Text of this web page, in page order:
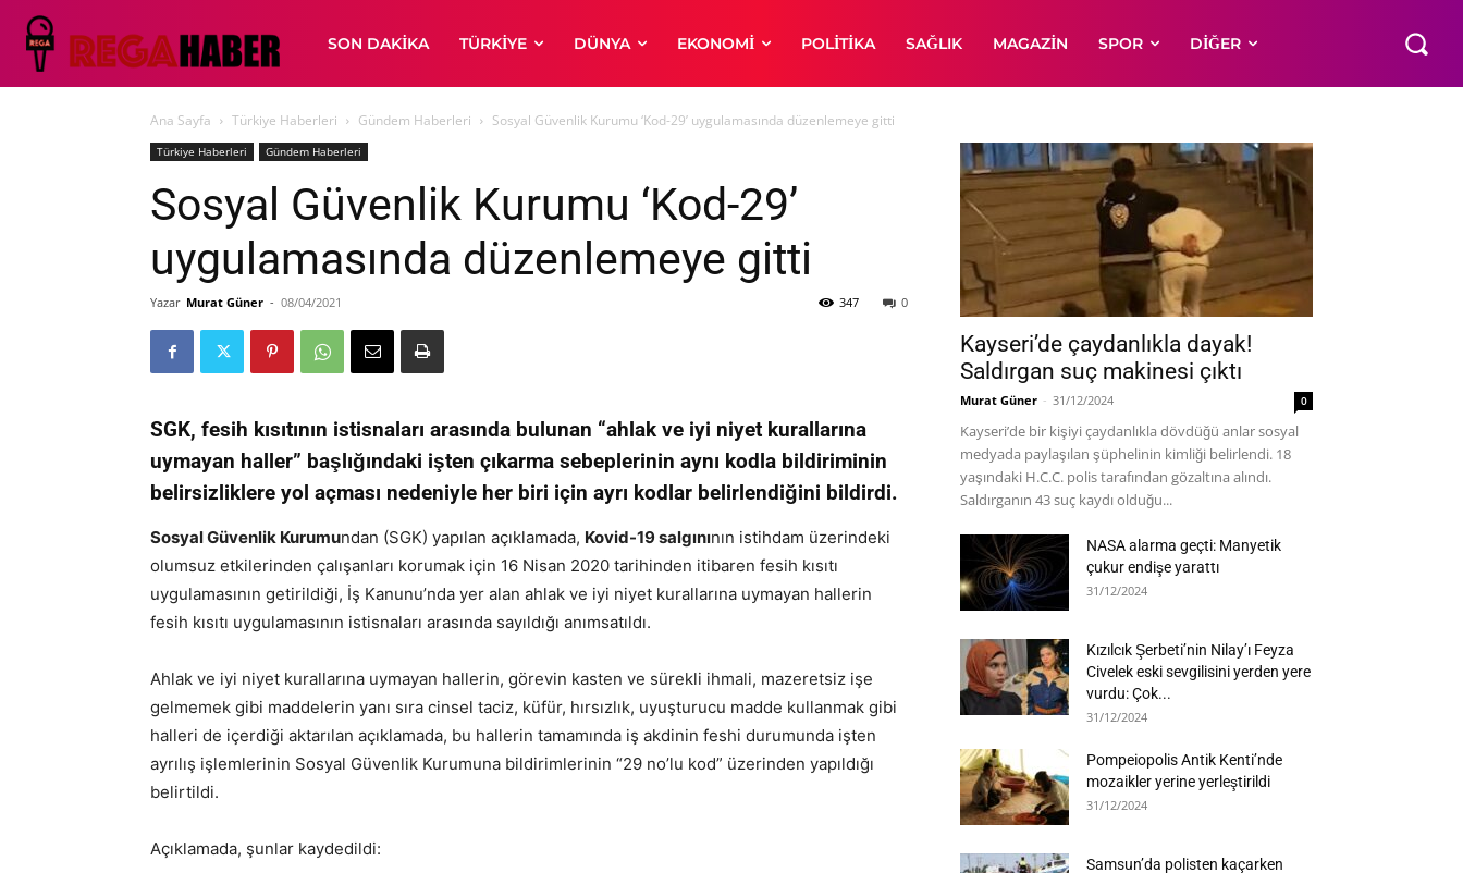
SON DAKIKA TÜRKIYE DÜNYA EKONOMI POLITIKA SAĞLIK MAGAZIN SPOR DIĞER
Ana Sayfa Türkiye Haberleri Gündem Haberleri Sosyal Güvenlik Kurumu ‘Kod-29’ uygulamasında düzenlemeye gitti
Türkiye Haberleri Gündem Haberleri
Sosyal Güvenlik Kurumu ‘Kod-29’
uygulamasında düzenlemeye gitti
Yazar Murat Güner - 08/04/2021 0
347
SGK, fesih kısıtının istisnaları arasında bulunan “ahlak ve iyi niyet kurallarına
uymayan haller” başlığındaki işten çıkarma sebeplerinin aynı kodla bildiriminin
belirsizliklere yol açması nedeniyle her biri için ayrı kodlar belirlendiğini bildirdi.
Sosyal Güvenlik Kurumundan (SGK) yapılan açıklamada, Kovid-19 salgınının istihdam üzerindeki
olumsuz etkilerinden çalışanları korumak için 16 Nisan 2020 tarihinden itibaren fesih kısıtı
uygulamasının getirildiği, İş Kanunu’nda yer alan ahlak ve iyi niyet kurallarına uymayan hallerin
fesih kısıtı uygulamasının istisnaları arasında sayıldığı anımsatıldı.
Ahlak ve iyi niyet kurallarına uymayan hallerin, görevin kasten ve sürekli ihmali, mazeretsiz işe
gelmemek gibi maddelerin yanı sıra cinsel taciz, küfür, hırsızlık, uyuşturucu madde kullanmak gibi
halleri de içerdiği aktarılan açıklamada, bu hallerin tamamında iş akdinin feshi durumunda işten
ayrılış işlemlerinin Sosyal Güvenlik Kurumuna bildirimlerinin “29 no’lu kod” üzerinden yapıldığı
belirtildi.
Açıklamada, şunlar kaydedildi:
Kayseri’de çaydanlıkla dayak!
Saldırgan suç makinesi çıktı
Murat Güner - 31/12/2024 0
Kayseri’de bir kişiyi çaydanlıkla dövdüğü anlar sosyal
medyada paylaşılan şüphelinin kimliği belirlendi. 18
yaşındaki H.C.C. polis tarafından gözaltına alındı.
Saldırganın 43 suç kaydı olduğu...
NASA alarma geçti: Manyetik
çukur endişe yarattı
31/12/2024
Kızılcık Şerbeti’nin Nilay’ı Feyza
Civelek eski sevgilisini yerden yere
vurdu: Çok...
31/12/2024
Pompeiopolis Antik Kenti’nde
mozaikler yerine yerleştirildi
31/12/2024
Samsun’da polisten kaçarken